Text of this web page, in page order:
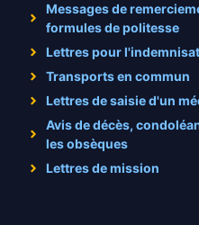
Messages de
formules de politesse
Lettres pour
Transports en commun
Lettres de saisie d'un
Avis de décès,
les obsèques
Lettres de mission